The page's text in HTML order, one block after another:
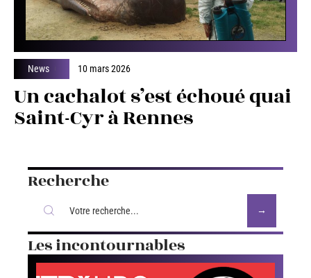
News 10 mars 2026
Un cachalot s’est échoué quai
Saint-Cyr à Rennes
Recherche
Les incontournables